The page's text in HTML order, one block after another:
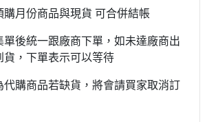
購月份商品與現貨 可合併結帳
單後統一跟廠商下單，如未達廠商出
貨，下單表示可以等待
代購商品若缺貨，將會請買家取消訂